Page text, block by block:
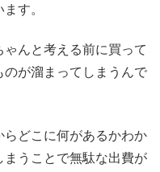
す。
んと考える前に買って
のが溜まってしまうんで
どこに何があるかわか
まうことで無駄な出費が